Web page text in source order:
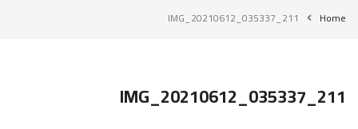
Home
IMG_20210612_035337_211
IMG_20210612_035337_211